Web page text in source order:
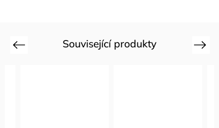
Související produkty
Previous Next